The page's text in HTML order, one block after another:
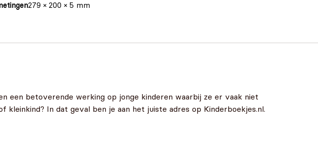
279 × 200 × 5 mm
een betoverende werking op jonge kinderen waarbij ze er vaak niet
In dat geval ben je aan het juiste adres op Kinderboekjes.nl.